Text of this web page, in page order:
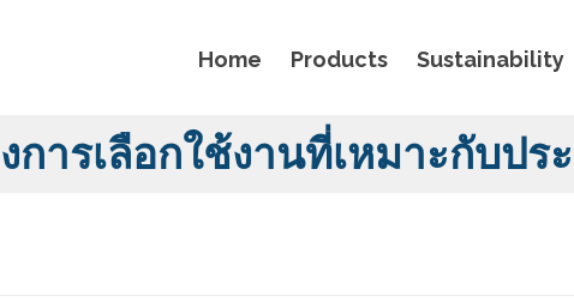
Home Products Sustainability
รเลือกใช้งานที่เหมาะกับปร